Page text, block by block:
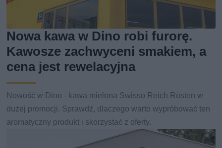
Nowa kawa w Dino robi furorę.
Kawosze zachwyceni smakiem, a
cena jest rewelacyjna
Nowość w Dino - kawa mielona Swisso Reich Rösten w
dużej promocji. Sprawdź, dlaczego warto wypróbować ten
aromatyczny produkt i skorzystać z oferty.